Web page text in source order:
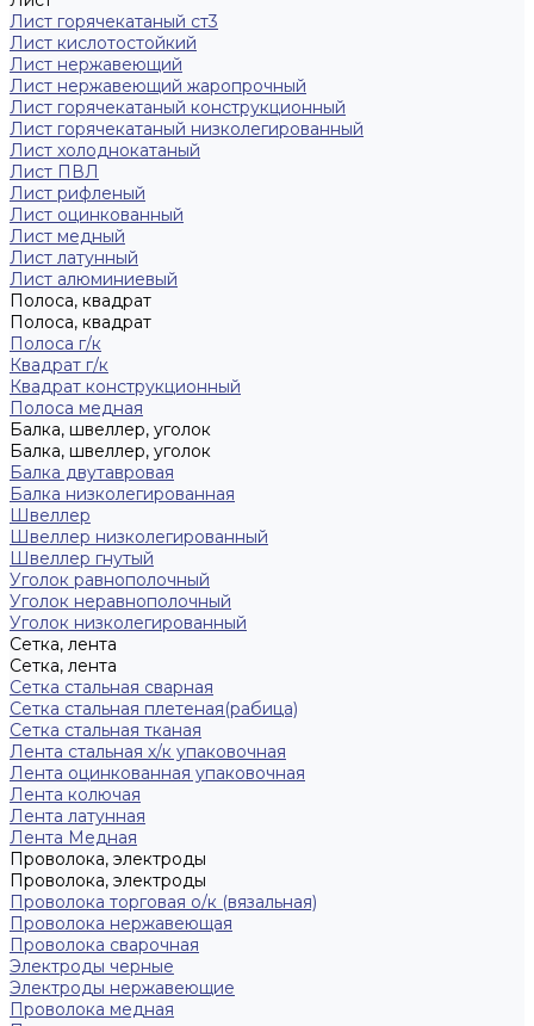
Лист горячекатаный ст3
Лист кислотостойкий
Лист нержавеющий
Лист нержавеющий жаропрочный
Лист горячекатаный конструкционный
Лист горячекатаный низколегированный
Лист холоднокатаный
Лист ПВЛ
Лист рифленый
Лист оцинкованный
Лист медный
Лист латунный
Лист алюминиевый
Полоса, квадрат
Полоса, квадрат
Полоса г/к
Квадрат г/к
Квадрат конструкционный
Полоса медная
Балка, швеллер, уголок
Балка, швеллер, уголок
Балка двутавровая
Балка низколегированная
Швеллер
Швеллер низколегированный
Швеллер гнутый
Уголок равнополочный
Уголок неравнополочный
Уголок низколегированный
Сетка, лента
Сетка, лента
Сетка стальная сварная
Сетка стальная плетеная(рабица)
Сетка стальная тканая
Лента стальная х/к упаковочная
Лента оцинкованная упаковочная
Лента колючая
Лента латунная
Лента Медная
Проволока, электроды
Проволока, электроды
Проволока торговая о/к (вязальная)
Проволока нержавеющая
Проволока сварочная
Электроды черные
Электроды нержавеющие
Проволока медная